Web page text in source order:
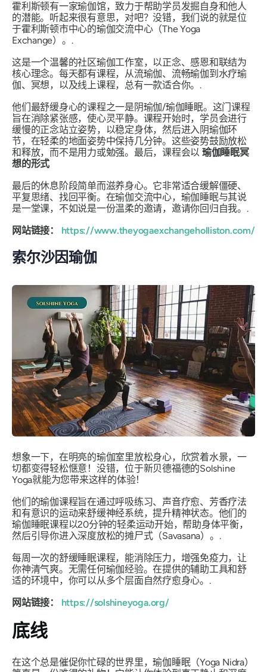
霍利斯顿有一家瑜伽馆，致力于帮助学员发掘自身和他人
的潜能。听起来很有意思，对吧？没错，我们说的就是位
于霍利斯顿市中心的瑜伽交流中心（The Yoga
Exchange）。.
这是一个温馨的社区瑜伽工作室，以正念、感恩和联结为
核心理念。每天都有课程，从流瑜伽、流畅瑜伽到水疗瑜
伽、冥想，以及线上课程，总有一款适合你。.
他们最舒缓身心的课程之一是阴瑜伽/瑜伽睡眠。这门课程
旨在消除紧张感，使心灵平静。课程开始时，学员会进行
缓慢的正念站立姿势，以稳定身体，然后进入阴瑜伽环
节，在轻柔的地面姿势中保持几分钟。这些姿势鼓励放松
和释放，而不是用力或勉强。最后，课程会以 瑜伽睡眠冥
想的形式
最后的休息阶段简单而滋养身心。它非常适合缓解僵硬、
平复思绪、找回平衡。在瑜伽交流中心，瑜伽睡眠与其说
是一堂课，不如说是一份温柔的邀请，邀请你回归自我。.
网站链接：
https://www.theyogaexchangeholliston.com/
索尔沙因瑜伽
想象一下，在明亮的瑜伽室里放松身心，欣赏着水景，一
切都变得轻松惬意！没错，位于新贝德福德的Solshine
Yoga就能为您带来这样的体验！
他们的瑜伽课程旨在通过呼吸练习、声音疗愈、芳香疗法
和有意识的运动来舒缓神经系统，提升精神状态。他们的
瑜伽睡眠课程以20分钟的轻柔运动开始，帮助身体平衡，
然后引导你进入深度放松的摊尸式（Savasana）。.
每周一次的舒缓睡眠课程，能消除压力，增强免疫力，让
你神清气爽。无需任何瑜伽经验。在提供的辅助工具和舒
适的环境中，你可以从多个层面自然疗愈身心。.
网站链接：
https://solshineyoga.org/
底线
在这个总是催促你忙碌的世界里，瑜伽睡眠（Yoga Nidra）